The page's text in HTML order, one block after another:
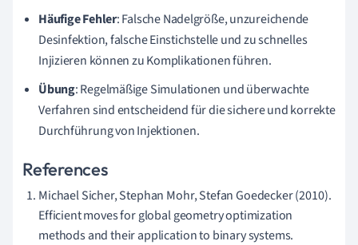
Häufige Fehler: Falsche Nadelgröße, unzureichende
Desinfektion, falsche Einstichstelle und zu schnelles
Injizieren können zu Komplikationen führen.
Übung: Regelmäßige Simulationen und überwachte
Verfahren sind entscheidend für die sichere und korrekte
Durchführung von Injektionen.
References
Michael Sicher, Stephan Mohr, Stefan Goedecker (2010).
Efficient moves for global geometry optimization
methods and their application to binary systems.